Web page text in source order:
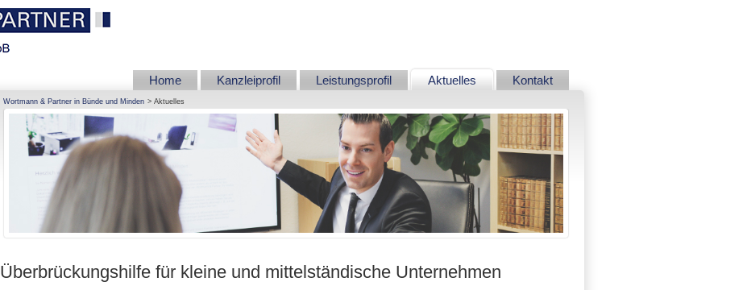
Home Kanzleiprofil Leistungsprofil Aktuelles Kontakt
Wortmann & Partner in Bünde und Minden Aktuelles
Überbrückungshilfe für kleine und mittelständische Unternehmen